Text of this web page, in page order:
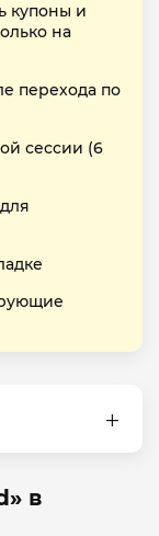
купоны и
на
перехода по
сессии (6
в